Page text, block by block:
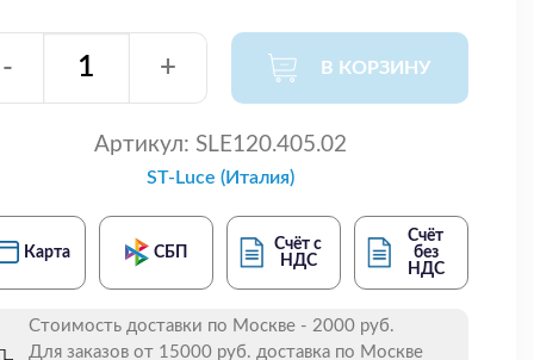
- + В КОРЗИНУ
Артикул: SLE120.405.02
ST-Luce (Италия)
Карта СБП
Счёт с
НДС
Счёт
без
НДС
Стоимость доставки по Москве - 2000 руб.
Для заказов от 15000 руб. доставка по Москве